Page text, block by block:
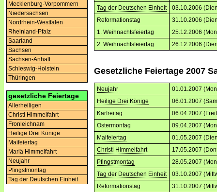
Mecklenburg-Vorpommern
Niedersachsen
Nordrhein-Westfalen
Rheinland-Pfalz
Saarland
Sachsen
Sachsen-Anhalt
Schleswig-Holstein
Thüringen
gesetzliche Feiertage
Allerheiligen
Christi Himmelfahrt
Fronleichnam
Heilige Drei Könige
Maifeiertag
Mariä Himmelfahrt
Neujahr
Pfingstmontag
Tag der Deutschen Einheit
Tag der Deutschen Einheit
03.10.2006
Reformationstag
31.10.2006
1. Weihnachtsfeiertag
25.12.2006
2. Weihnachtsfeiertag
26.12.2006
Gesetzliche Feiertage 2007
Neujahr
01.01.2007
Heilige Drei Könige
06.01.2007
Karfreitag
06.04.2007
Ostermontag
09.04.2007
Maifeiertag
01.05.2007
Christi Himmelfahrt
17.05.2007
Pfingstmontag
28.05.2007
Tag der Deutschen Einheit
03.10.2007
Reformationstag
31.10.2007